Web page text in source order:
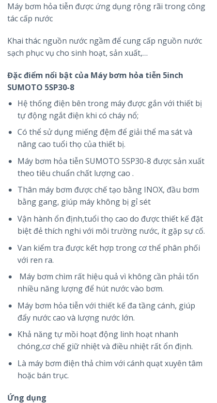
Máy bơm hỏa tiễn được ứng dụng rộng rãi trong công
tác cấp nước
Khai thác nguồn nước ngầm để cung cấp nguồn nước
sạch phục vụ cho sinh hoạt, sản xuất,…
Đặc điểm nổi bật của Máy bơm hỏa tiễn 5inch
SUMOTO 5SP30-8
Hệ thống điện bên trong máy được gắn với thiết bị
tự động ngắt điện khi có cháy nổ;
Có thể sử dụng miếng đệm để giải thể ma sát và
nâng cao tuổi thọ của thiết bị.
Máy bơm hỏa tiễn SUMOTO 5SP30-8 được sản xuất
theo tiêu chuẩn chất lượng cao .
Thân máy bơm được chế tạo bằng INOX, đầu bơm
bằng gang, giúp máy không bị gỉ sét
Vận hành ổn định,tuổi thọ cao do được thiết kế đặt
biệt đẻ thích nghi với môi trường nước, ít gặp sự cố.
Van kiểm tra được kết hợp trong cơ thể phân phối
với ren ra.
Máy bơm chìm rất hiệu quả vì không cần phải tốn
nhiều năng lượng để hút nước vào bơm.
Máy bơm hỏa tiễn với thiết kế đa tầng cánh, giúp
đẩy nước cao và lượng nước lớn.
Khả năng tự mồi hoạt động linh hoạt nhanh
chóng,cơ chế giữ nhiệt và điều nhiệt rất ổn định.
Là máy bơm điện thả chìm với cánh quạt xuyên tâm
hoặc bán trục.
Ứng dụng